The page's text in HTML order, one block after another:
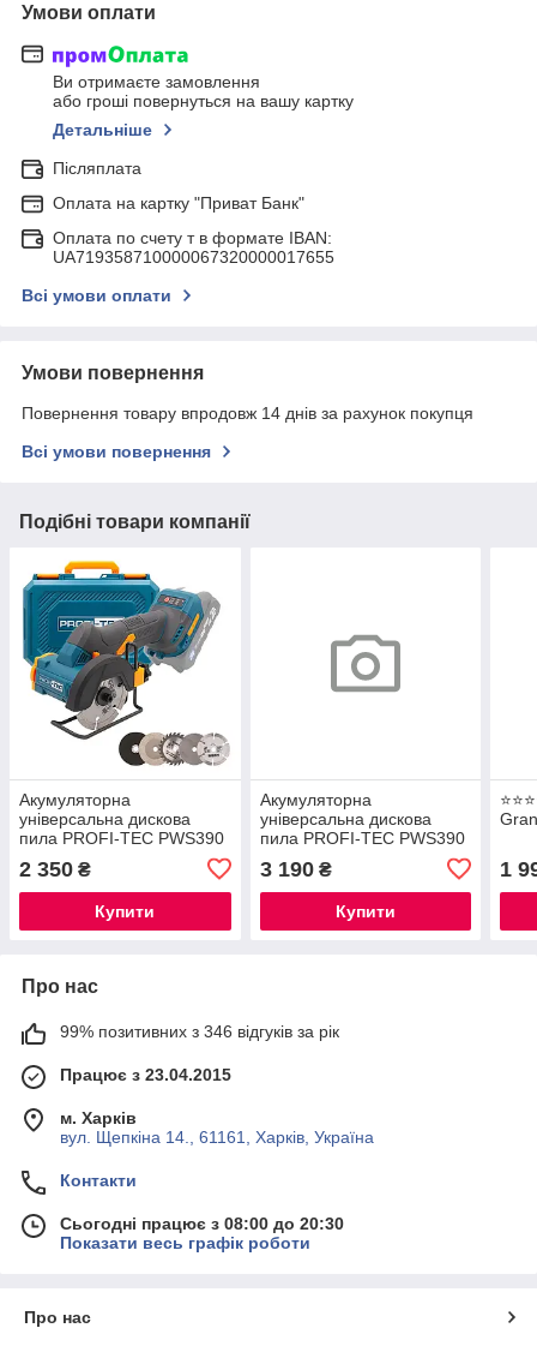
Умови оплати
Ви отримаєте замовлення
або гроші повернуться на вашу картку
Детальніше
Післяплата
Оплата на картку "Приват Банк"
Оплата по счету т в формате IBAN:
UA719358710000067320000017655
Всі умови оплати
Умови повернення
Повернення товару впродовж 14 днів за рахунок покупця
Всі умови повернення
Подібні товари компанії
Акумуляторна
універсальна дискова
пила PROFI-TEC PWS390
акумулятора та зарядного
пристрою)
2 350 ₴
Купити
Акумуляторна
універсальна дискова
пила PROFI-TEC PWS390
(2.0 Аг), зарядний
пристрій)
3 190₴
Купити
1
Про нас
99% позитивних з 346 відгуків за рік
Працює з 23.04.2015
м. Харків
вул. Щепкіна 14., 61161, Харків, Україна
Контакти
Сьогодні працює з 08:00 до 20:30
Показати весь графік роботи
Про нас